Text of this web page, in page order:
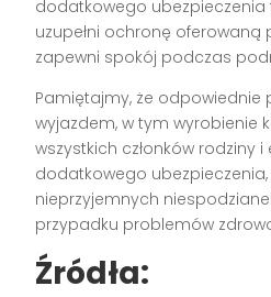
dodatkowego ubezpieczenia
uzupełni ochronę oferowaną
zapewni spokój podczas
Pamiętajmy, że odpowiednie
wyjazdem, w tym wyrobienie
wszystkich członków rodziny
dodatkowego
nieprzyjemnych
przypadku problemów
Źródła: